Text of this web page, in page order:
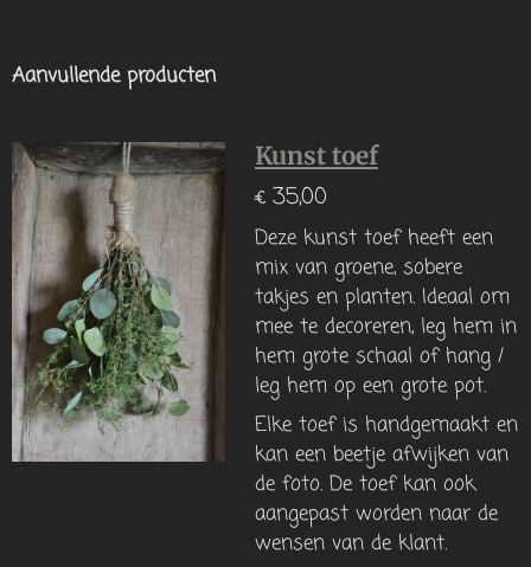
Aanvullende producten
Kunst toef
€ 35,00
Deze kunst toef heeft een
mix van groene, sobere
takjes en planten. Ideaal om
mee te decoreren, leg hem in
hem grote schaal of hang /
leg hem op een grote pot.
Elke toef is handgemaakt en
kan een beetje afwijken van
de foto. De toef kan ook
aangepast worden naar de
wensen van de klant.